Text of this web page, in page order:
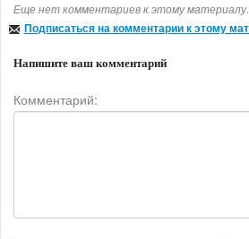
Еще нет комментариев к этому
Подписаться на комментарии к этому
Напишите ваш комментарий
Комментарий: